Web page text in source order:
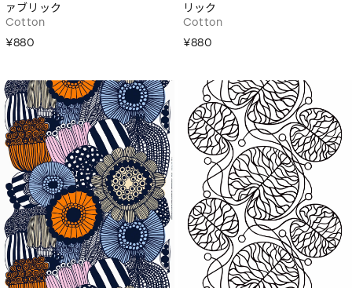
ァブリック
Cotton
¥880
リック
Cotton
¥880